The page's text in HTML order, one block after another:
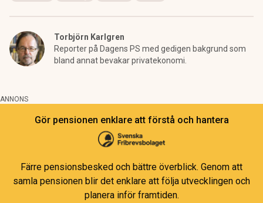
Torbjörn Karlgren
Reporter på Dagens PS med gedigen bakgrund som
bland annat bevakar privatekonomi.
ANNONS
Gör pensionen enklare att förstå och hantera
Färre pensionsbesked och bättre överblick. Genom att
samla pensionen blir det enklare att följa utvecklingen och
planera inför framtiden.